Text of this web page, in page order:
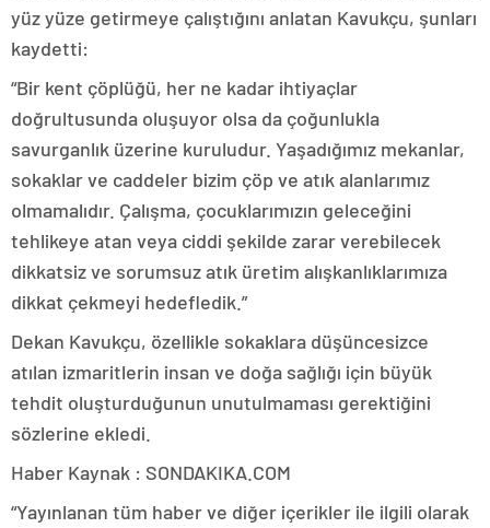
yüz yüze getirmeye çalıştığını anlatan Kavukçu, şunları
kaydetti:
“Bir kent çöplüğü, her ne kadar ihtiyaçlar
doğrultusunda oluşuyor olsa da çoğunlukla
savurganlık üzerine kuruludur. Yaşadığımız mekanlar,
sokaklar ve caddeler bizim çöp ve atık alanlarımız
olmamalıdır. Çalışma, çocuklarımızın geleceğini
tehlikeye atan veya ciddi şekilde zarar verebilecek
dikkatsiz ve sorumsuz atık üretim alışkanlıklarımıza
dikkat çekmeyi hedefledik.”
Dekan Kavukçu, özellikle sokaklara düşüncesizce
atılan izmaritlerin insan ve doğa sağlığı için büyük
tehdit oluşturduğunun unutulmaması gerektiğini
sözlerine ekledi.
Haber Kaynak : SONDAKIKA.COM
“Yayınlanan tüm haber ve diğer içerikler ile ilgili olarak